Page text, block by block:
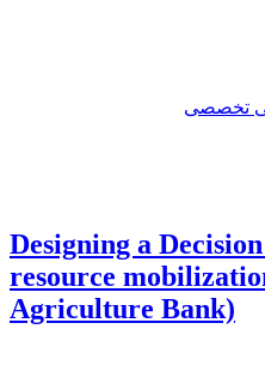
تخصصی
Designing a
resource
Agriculture Bank)